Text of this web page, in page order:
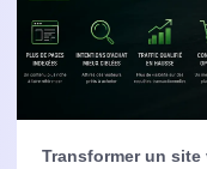
Transformer un